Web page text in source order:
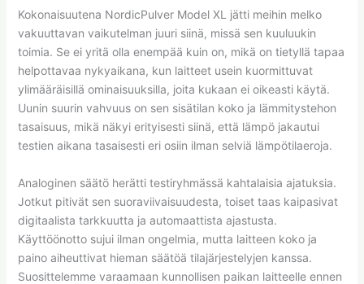
Kokonaisuutena NordicPulver Model XL jätti meihin melko
vakuuttavan vaikutelman juuri siinä, missä sen kuuluukin
toimia. Se ei yritä olla enempää kuin on, mikä on tietyllä tapaa
helpottavaa nykyaikana, kun laitteet usein kuormittuvat
ylimääräisillä ominaisuuksilla, joita kukaan ei oikeasti käytä.
Uunin suurin vahvuus on sen sisätilan koko ja lämmitystehon
tasaisuus, mikä näkyi erityisesti siinä, että lämpö jakautui
testien aikana tasaisesti eri osiin ilman selviä lämpötilaeroja.
Analoginen säätö herätti testiryhmässä kahtalaisia ajatuksia.
Jotkut pitivät sen suoraviivaisuudesta, toiset taas kaipasivat
digitaalista tarkkuutta ja automaattista ajastusta.
Käyttöönotto sujui ilman ongelmia, mutta laitteen koko ja
paino aiheuttivat hieman säätöä tilajärjestelyjen kanssa.
Suosittelemme varaamaan kunnollisen paikan laitteelle ennen